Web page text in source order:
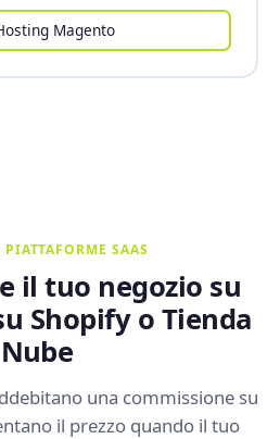
Magento
SAAS
il tuo negozio su
Shopify o Tienda
Nube
una commissione su
il prezzo quando il tuo